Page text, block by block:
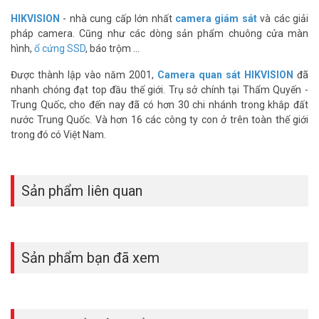
– Bảo hành: 24 tháng
Đặt mua ngay sản phẩm HIKVISION DS-2CD2347G1-L mới nhất,
tốt nhất. Tham khảo thêm hình ảnh tạiFacebook Vuhoangtelecom
nhé.
HIKVISION - nhà cung cấp lớn nhất camera giám sátvà các giải
pháp camera. Cũng như các dòng sản phẩm chuông cửa màn
hình, ổ cứng SSD, báo trộm ...
Được thành lập vào năm 2001, Camera quan sát HIKVISION đã
nhanh chóng đạt top đầu thế giới. Trụ sở chính tại Thẩm Quyến -
Trung Quốc, cho đến nay đã có hơn 30 chi nhánh trong khắp đất
nước Trung Quốc. Và hơn 16 các công ty con ở trên toàn thế giới
trong đó có Việt Nam.
Sản phẩm liên quan
Sản phẩm bạn đã xem